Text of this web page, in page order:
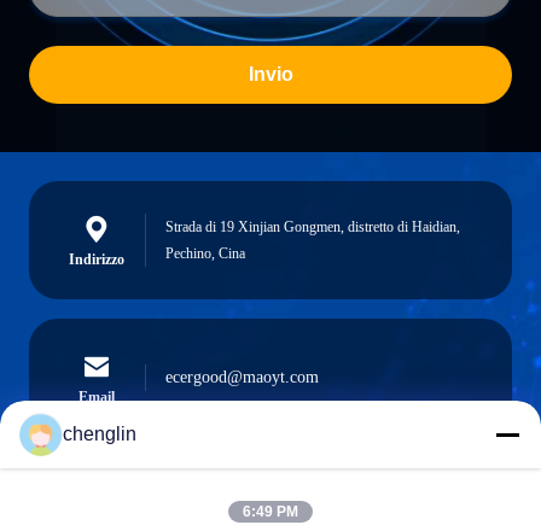
Invio
Indirizzo
Strada di 19 Xinjian Gongmen, distretto di Haidian,
Pechino, Cina
Email
ecergood@maoyt.com
0086-731-861329934568
chenglin
6:49 PM